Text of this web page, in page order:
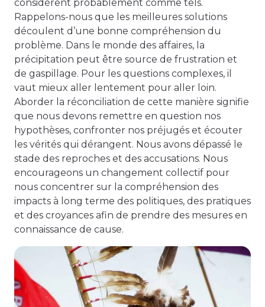
considèrent probablement comme tels.
Rappelons-nous que les meilleures solutions
découlent d’une bonne compréhension du
problème. Dans le monde des affaires, la
précipitation peut être source de frustration et
de gaspillage. Pour les questions complexes, il
vaut mieux aller lentement pour aller loin.
Aborder la réconciliation de cette manière signifie
que nous devons remettre en question nos
hypothèses, confronter nos préjugés et écouter
les vérités qui dérangent. Nous avons dépassé le
stade des reproches et des accusations. Nous
encourageons un changement collectif pour
nous concentrer sur la compréhension des
impacts à long terme des politiques, des pratiques
et des croyances afin de prendre des mesures en
connaissance de cause.